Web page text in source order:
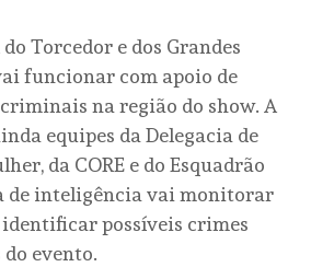
Torcedor e dos Grandes
funcionar com apoio de
na região do show. A
equipes da Delegacia de
da CORE e do Esquadrão
de inteligência vai monitorar
possíveis crimes
evento.